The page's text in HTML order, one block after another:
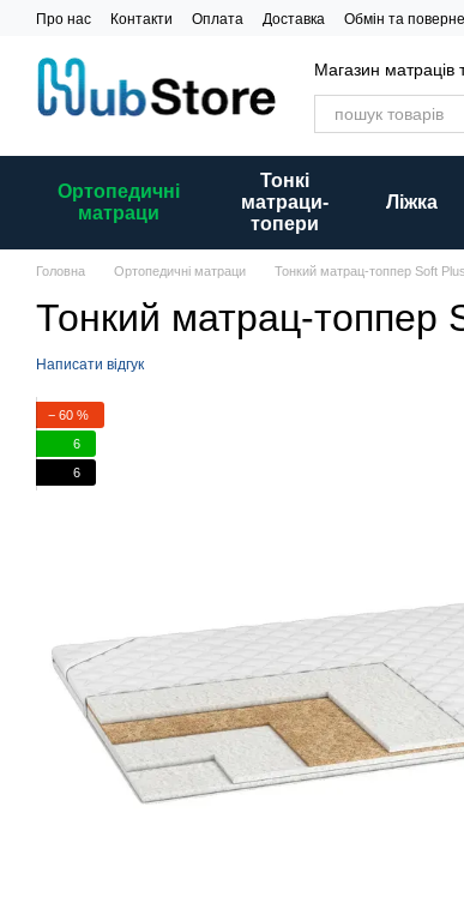
Перейти до основного контенту
Про нас Контакти Оплата Доставка Обмін та
Магазин матраців
Ортопедичні
матраци
Тонкі
матраци-
топери
Ліжка
Головна Ортопедичні матраци Тонкий матрац-топпер Soft
Тонкий матрац-топпер
Написати відгук
− 60 %
6
6